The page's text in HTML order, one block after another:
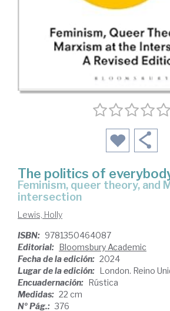
The politics of
feminism, queer theory, and Marxism at the
intersection
Lewis, Holly
ISBN: 9781350464087
Editorial: Bloomsbury Academic
Fecha de la edición: 2024
Lugar de la edición: London. Reino
Encuadernación: Rústica
Medidas: 22 cm
Nº Pág.: 376